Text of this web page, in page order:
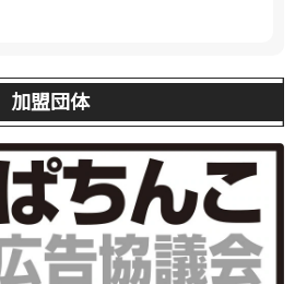
加盟団体